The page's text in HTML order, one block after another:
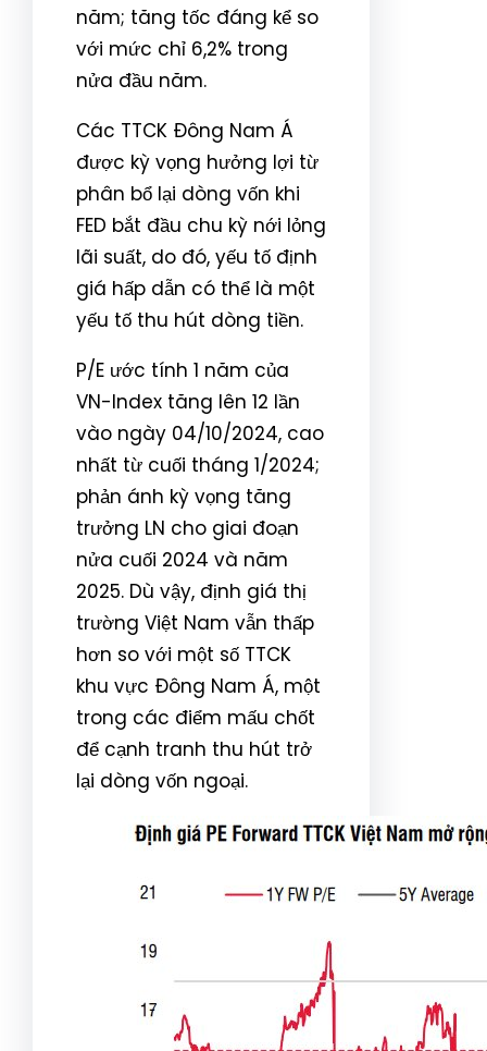
năm; tăng tốc đáng kể so
với mức chỉ 6,2% trong
nửa đầu năm.
Các TTCK Đông Nam Á
được kỳ vọng hưởng lợi từ
phân bổ lại dòng vốn khi
FED bắt đầu chu kỳ nới lỏng
lãi suất, do đó, yếu tố định
giá hấp dẫn có thể là một
yếu tố thu hút dòng tiền.
P/E ước tính 1 năm của
VN-Index tăng lên 12 lần
vào ngày 04/10/2024, cao
nhất từ cuối tháng 1/2024;
phản ánh kỳ vọng tăng
trưởng LN cho giai đoạn
nửa cuối 2024 và năm
2025. Dù vậy, định giá thị
trường Việt Nam vẫn thấp
hơn so với một số TTCK
khu vực Đông Nam Á, một
trong các điểm mấu chốt
để cạnh tranh thu hút trở
lại dòng vốn ngoại.